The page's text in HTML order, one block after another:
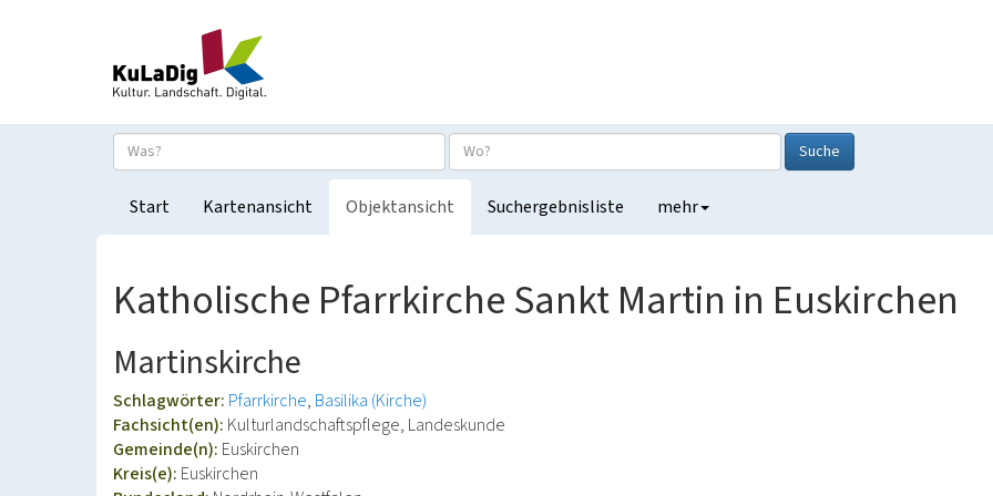
Suche
Start Kartenansicht Objektansicht Suchergebnisliste mehr
Katholische Pfarrkirche Sankt Martin in Euskirchen
Martinskirche
Schlagwörter: Pfarrkirche Basilika (Kirche)
Fachsicht(en): Kulturlandschaftspflege, Landeskunde
Gemeinde(n): Euskirchen
Kreis(e): Euskirchen